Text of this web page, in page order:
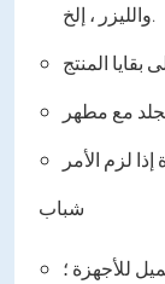
والليزر ، إلخ.
شباب
للأجهزة ؛